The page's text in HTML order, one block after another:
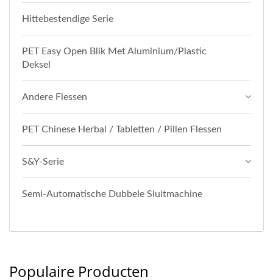
Hittebestendige Serie
PET Easy Open Blik Met Aluminium/Plastic
Deksel
Andere Flessen
PET Chinese Herbal / Tabletten / Pillen Flessen
S&Y-Serie
Semi-Automatische Dubbele Sluitmachine
Populaire Producten